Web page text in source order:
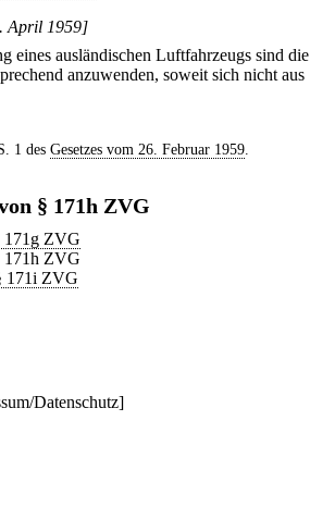
April 1959]
eines ausländischen Luftfahrzeugs sind die
anzuwenden, soweit sich nicht aus
1 des Gesetzes vom 26. Februar 1959.
§ 171h ZVG
171g ZVG
171h ZVG
171i ZVG
Datenschutz]